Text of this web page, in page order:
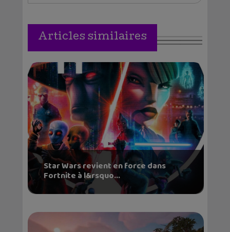
Articles similaires
Star Wars revient en force dans
Fortnite à l&rsquo...